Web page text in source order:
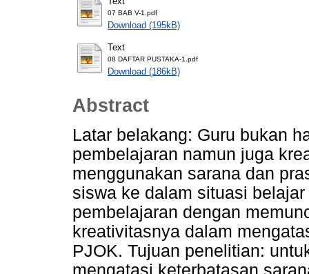
07 BAB V-1.pdf
Download (195kB)
Text
08 DAFTAR PUSTAKA-1.pdf
Download (186kB)
Abstract
Latar belakang: Guru bukan
pembelajaran namun juga
menggunakan sarana dan
siswa ke dalam situasi
pembelajaran dengan
kreativitasnya dalam
PJOK. Tujuan penelitian:
mengatasi keterbatasan